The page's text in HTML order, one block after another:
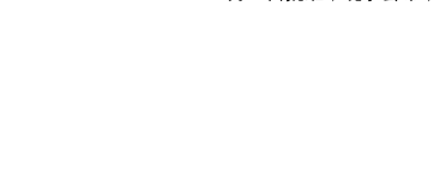
新乡市人
2018